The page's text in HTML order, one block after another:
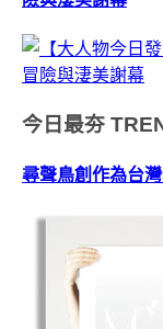
今日最夯
尋聲鳥創作為台